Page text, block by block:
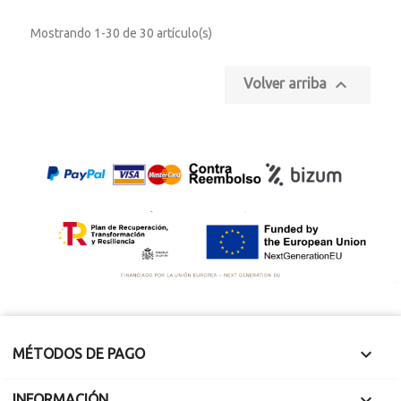
Cuentas degradé
Mostrando 1-30 de 30 artículo(s)
Volver arriba 
MÉTODOS DE PAGO 